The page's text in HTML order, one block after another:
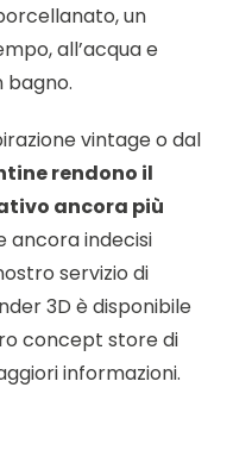
un
all’acqua e
bagno.
vintage o dal
rendono il
ancora più
ancora indecisi
servizio di
3D è disponibile
concept store di
informazioni.